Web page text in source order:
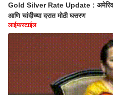
Gold Silver Rate Update : अमेरिका
आणि चांदीच्या दरात मोठी घसरण
लाईफस्टाईल